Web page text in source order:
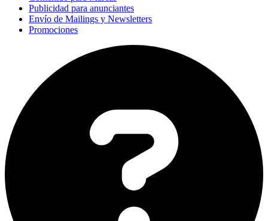
Publicidad para anunciantes
Envío de Mailings y Newsletters
Promociones